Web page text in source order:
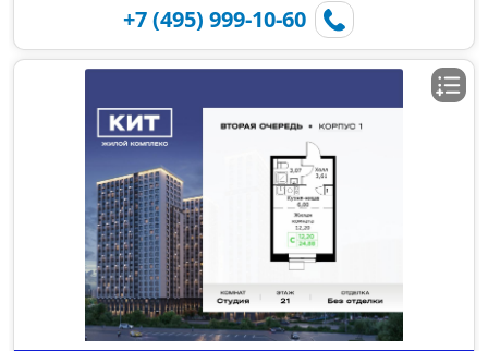
+7 (495) 999-10-60